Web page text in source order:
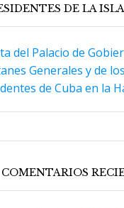
DE LA
COMENTARIOS